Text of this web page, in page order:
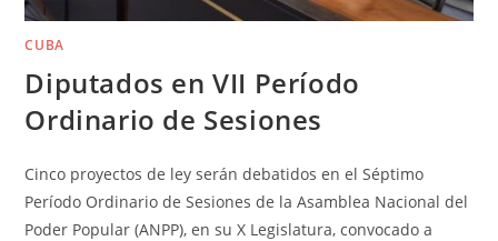
CUBA
Diputados en VII Período
Ordinario de Sesiones
Cinco proyectos de ley serán debatidos en el Séptimo
Período Ordinario de Sesiones de la Asamblea Nacional del
Poder Popular (ANPP), en su X Legislatura, convocado a